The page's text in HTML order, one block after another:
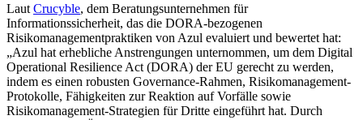
Laut Crucyble, dem Beratungsunternehmen für
Informationssicherheit, das die DORA-bezogenen
Risikomanagementpraktiken von Azul evaluiert und bewertet hat:
„Azul hat erhebliche Anstrengungen unternommen, um dem Digital
Operational Resilience Act (DORA) der EU gerecht zu werden,
indem es einen robusten Governance-Rahmen, Risikomanagement-
Protokolle, Fähigkeiten zur Reaktion auf Vorfälle sowie
Risikomanagement-Strategien für Dritte eingeführt hat. Durch